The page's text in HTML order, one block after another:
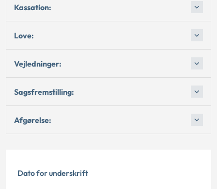
Kassation:
Love:
Vejledninger:
Sagsfremstilling:
Afgørelse:
Dato for underskrift